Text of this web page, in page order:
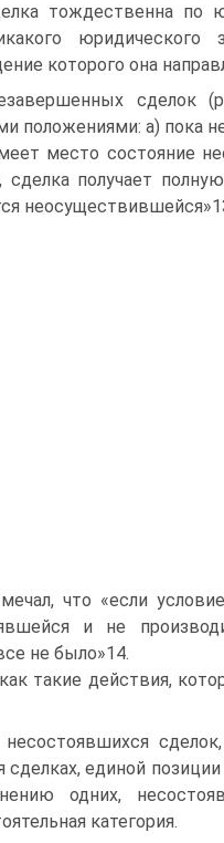
тождественна по
юридического
которого она
сделок
положениями: а) пока
место состояние
получает
что «если
и не
не было»14.
такие действия,
единой
одних,
категория.